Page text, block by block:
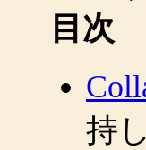
目次
持